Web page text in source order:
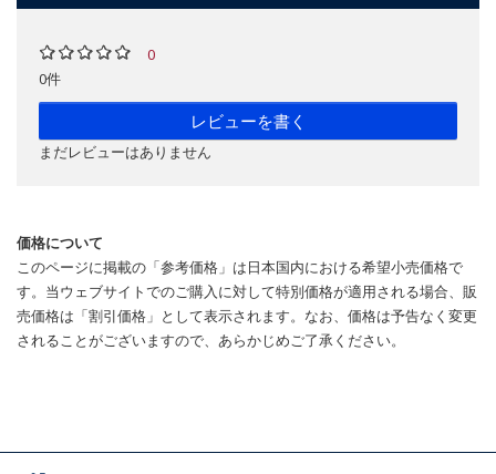
0
0件
レビューを書く
まだレビューはありません
価格について
このページに掲載の「参考価格」は日本国内における希望小売価格で
す。当ウェブサイトでのご購入に対して特別価格が適用される場合、販
売価格は「割引価格」として表示されます。なお、価格は予告なく変更
されることがございますので、あらかじめご了承ください。